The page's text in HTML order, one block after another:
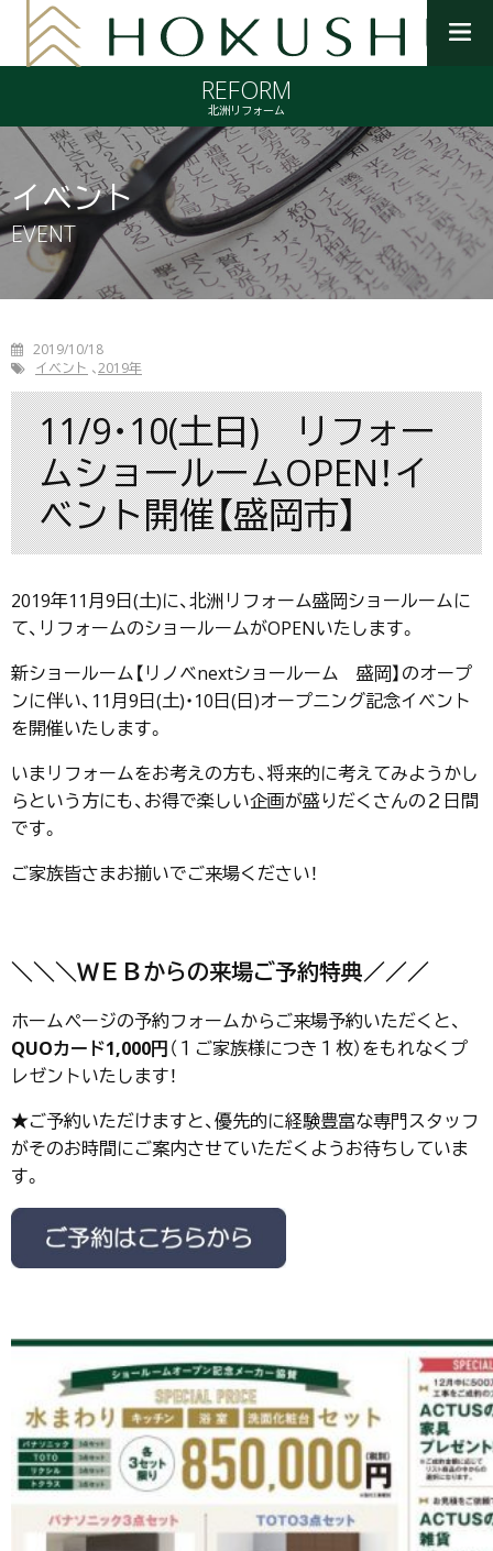
を
開
く
REFORM
北洲リフォーム
イベント
EVENT
2019/10/18
イベント
2019年
11/9･10(土日) リフォー
ムショールームOPEN！イ
ベント開催【盛岡市】
2019年11月9日(土)に、北洲リフォーム盛岡ショールームに
て、リフォームのショールームがOPENいたします。
新ショールーム【リノベnextショールーム 盛岡】のオープ
ンに伴い、11月9日(土)・10日(日)オープニング記念イベント
を開催いたします。
いまリフォームをお考えの方も、将来的に考えてみようかし
らという方にも、お得で楽しい企画が盛りだくさんの２日間
です。
ご家族皆さまお揃いでご来場ください！
＼＼＼ＷＥＢからの来場ご予約特典／／／
ホームページの予約フォームからご来場予約いただくと、
QUOカード1,000円（１ご家族様につき１枚）をもれなくプ
レゼントいたします！
★ご予約いただけますと、優先的に経験豊富な専門スタッフ
がそのお時間にご案内させていただくようお待ちしていま
す。